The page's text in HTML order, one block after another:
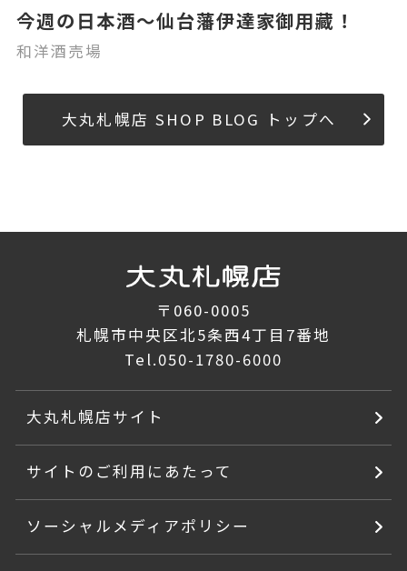
今週の日本酒～仙台藩伊達家御用藏！
和洋酒売場
大丸札幌店 SHOP BLOG トップへ
〒060-0005
札幌市中央区北5条西4丁目7番地
Tel.050-1780-6000
大丸札幌店サイト
サイトのご利用にあたって
ソーシャルメディアポリシー